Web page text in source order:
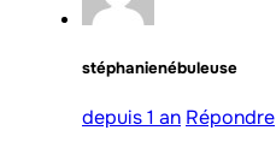
stéphanienébuleuse
depuis 1 an Répondre